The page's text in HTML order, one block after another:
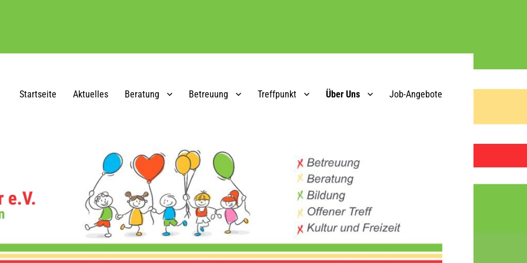
Startseite Aktuelles Beratung Betreuung Treffpunkt Über Uns Job-Angebote